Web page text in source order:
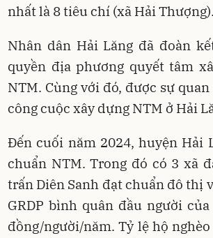
nhất là 8 tiêu chí (xã Hải Thượng).
Nhân dân Hải Lăng đã đoàn
quyền địa phương quyết tâm
NTM. Cùng với đó, được sự
công cuộc xây dựng NTM ở Hải
Đến cuối năm 2024, huyện Hải
chuẩn NTM. Trong đó có 3 xã
trấn Diên Sanh đạt chuẩn đô thị
GRDP bình quân đầu người
đồng/người/năm. Tỷ lệ hộ